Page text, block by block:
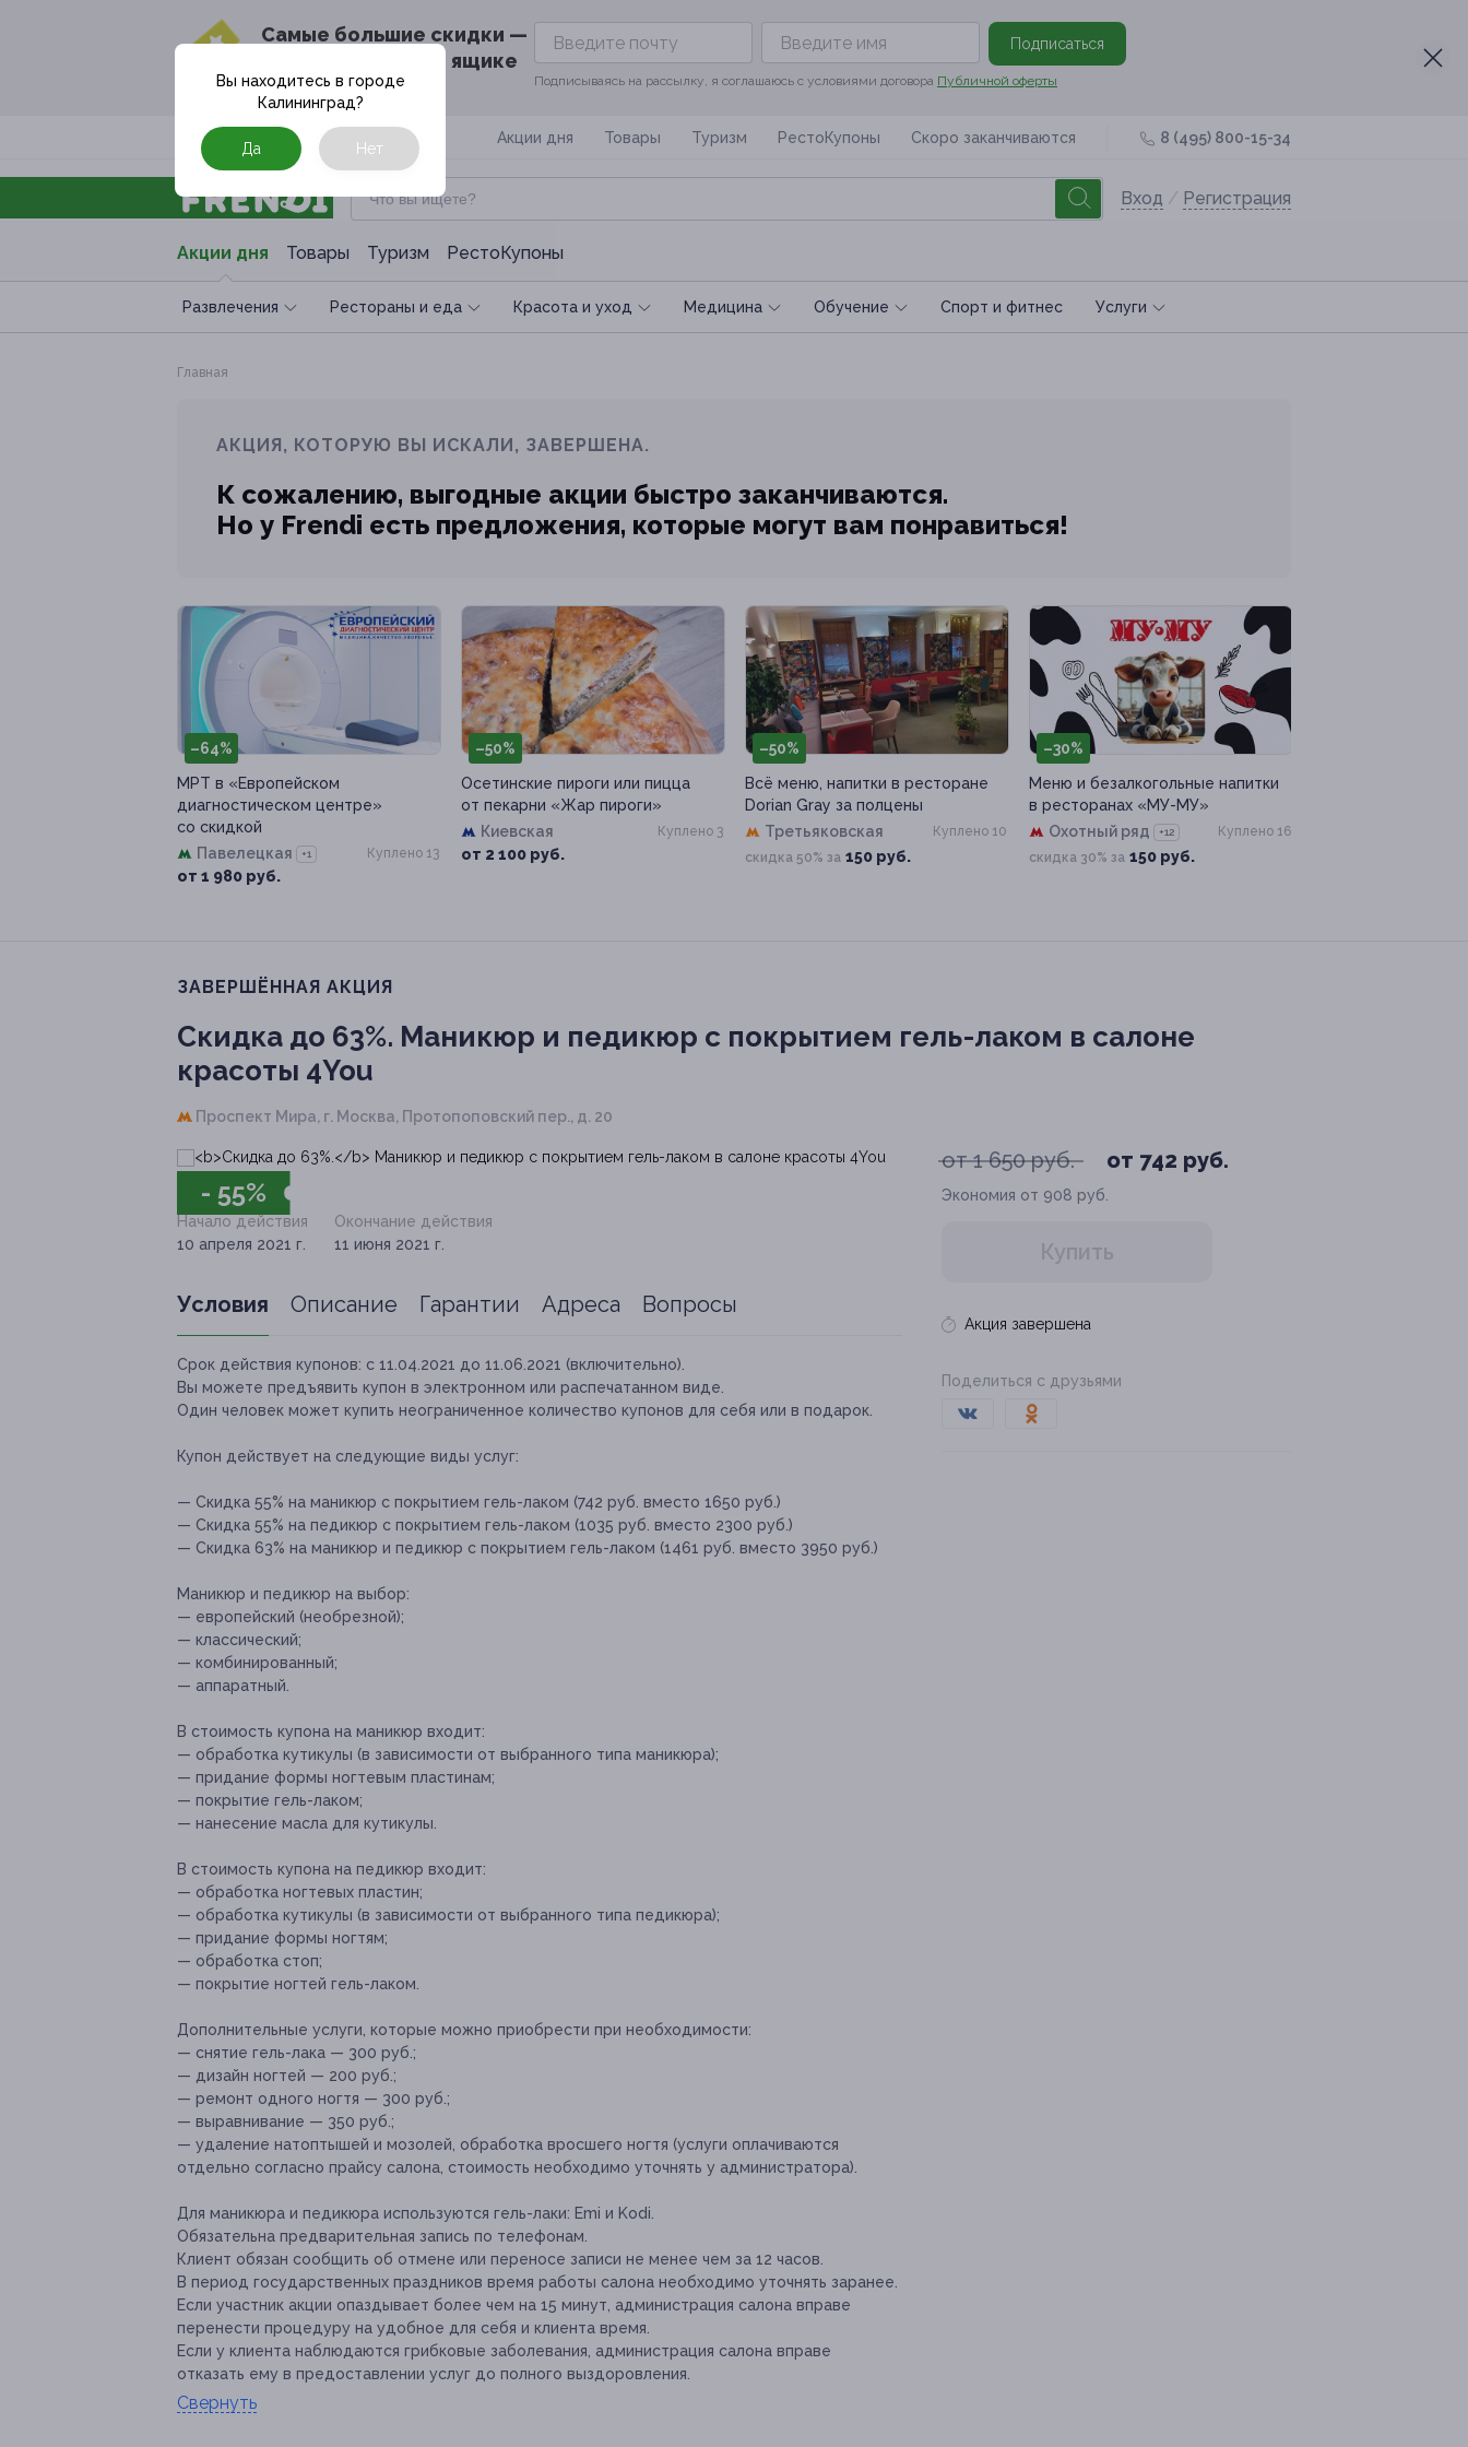
Cамые большие скидки —
в твоём почтовом ящике
Подписаться
Подписываясь на рассылку, я соглашаюсь с условиями договора Публичной оферты
Москва Акции дня Товары Туризм РестоКупоны Скоро заканчиваются 8 (495) 800-15-34
Вход / Регистрация
Акции дня Товары Туризм РестоКупоны
Развлечения Рестораны и еда Красота и уход Медицина Обучение Спoрт и фитнес Услуги
Вы находитесь в городе
Калининград?
Да Нет
Главная
АКЦИЯ, КОТОРУЮ ВЫ ИСКАЛИ, ЗАВЕРШЕНА.
К сожалению, выгодные акции быстро заканчиваются.
Но у Frendi есть предложения, которые могут вам понравиться!
–64%
МРТ в «Европейском
диагностическом центре»
со скидкой
Павелецкая
+1
от 1 980 руб.
Куплено 13
–50%
Осетинские пироги или пицца
от пекарни «Жар пироги»
Киевская
от 2 100 руб.
Куплено 3
–50%
Всё меню, напитки в ресторане
Dorian Gray за полцены
Третьяковская
скидка 50% за 150 руб.
Куплено 10
–30%
Меню и безалкогольные напитки
в ресторанах «МУ-МУ»
Охотный ряд
+12
скидка 30% за 150 руб.
Куплено 16
ЗАВЕРШЁННАЯ АКЦИЯ
Скидка до 63%. Маникюр и педикюр с покрытием гель-лаком в салоне
красоты 4You
Проспект Мира, г. Москва, Протопоповский пер., д. 20
- 55%
от 1 650 руб. от 742 руб.
Экономия от 908 руб.
Купить
Акция завершена
Поделиться с друзьями
Начало действия
10 апреля 2021 г.
Окончание действия
11 июня 2021 г.
Условия Описание Гарантии Адреса Вопросы
Срок действия купонов: с 11.04.2021 до 11.06.2021 (включительно).
Вы можете предъявить купон в электронном или распечатанном виде.
Один человек может купить неограниченное количество купонов для себя или в подарок.
Купон действует на следующие виды услуг:
— Скидка 55% на маникюр с покрытием гель-лаком (742 руб. вместо 1650 руб.)
— Скидка 55% на педикюр с покрытием гель-лаком (1035 руб. вместо 2300 руб.)
— Скидка 63% на маникюр и педикюр с покрытием гель-лаком (1461 руб. вместо 3950 руб.)
Маникюр и педикюр на выбор:
— европейский (необрезной);
— классический;
— комбинированный;
— аппаратный.
В стоимость купона на маникюр входит:
— обработка кутикулы (в зависимости от выбранного типа маникюра);
— придание формы ногтевым пластинам;
— покрытие гель-лаком;
— нанесение масла для кутикулы.
В стоимость купона на педикюр входит:
— обработка ногтевых пластин;
— обработка кутикулы (в зависимости от выбранного типа педикюра);
— придание формы ногтям;
— обработка стоп;
— покрытие ногтей гель-лаком.
Дополнительные услуги, которые можно приобрести при необходимости:
— снятие гель-лака — 300 руб.;
— дизайн ногтей — 200 руб.;
— ремонт одного ногтя — 300 руб.;
— выравнивание — 350 руб.;
— удаление натоптышей и мозолей, обработка вросшего ногтя (услуги оплачиваются
отдельно согласно прайсу салона, стоимость необходимо уточнять у администратора).
Для маникюра и педикюра используются гель-лаки: Emi и Kodi.
Обязательна предварительная запись по телефонам.
Клиент обязан сообщить об отмене или переносе записи не менее чем за 12 часов.
В период государственных праздников время работы салона необходимо уточнять заранее.
Если участник акции опаздывает более чем на 15 минут, администрация салона вправе
перенести процедуру на удобное для себя и клиента время.
Если у клиента наблюдаются грибковые заболевания, администрация салона вправе
отказать ему в предоставлении услуг до полного выздоровления.
Свернуть